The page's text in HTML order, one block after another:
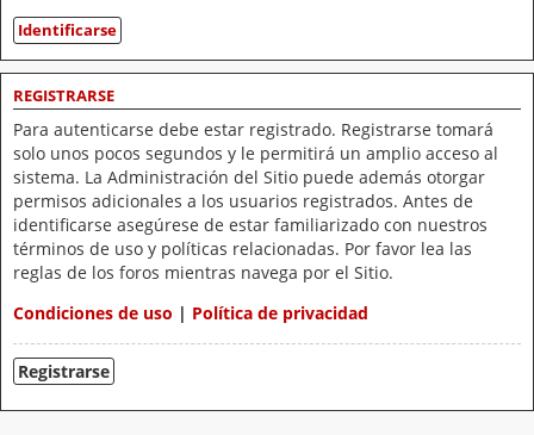
REGISTRARSE
Para autenticarse debe estar registrado. Registrarse tomará
solo unos pocos segundos y le permitirá un amplio acceso al
sistema. La Administración del Sitio puede además otorgar
permisos adicionales a los usuarios registrados. Antes de
identificarse asegúrese de estar familiarizado con nuestros
términos de uso y políticas relacionadas. Por favor lea las
reglas de los foros mientras navega por el Sitio.
Condiciones de uso | Política de privacidad
Registrarse